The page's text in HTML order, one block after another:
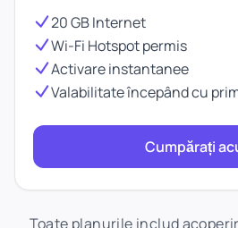
20 GB Internet
Wi-Fi Hotspot permis
Activare instantanee
Valabilitate începând cu
Cumpărați
Toate planurile includ